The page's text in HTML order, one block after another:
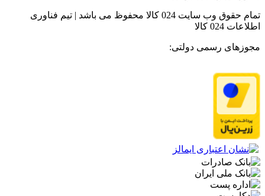
تمام حقوق وب سایت 024 کالا محفوظ می باشد | تیم فناوری
اطلاعات 024 کالا
مجوزهای رسمی دولتی: